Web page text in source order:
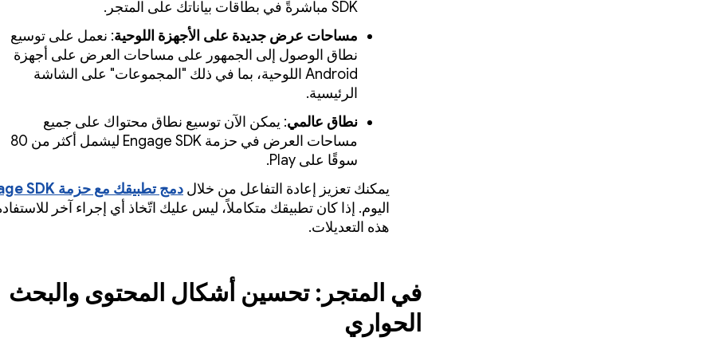
SDK مباشرةً في بطاقات بياناتك على المتجر.
مساحات عرض جديدة على الأجهزة اللوحية: نعمل على توسيع
نطاق الوصول إلى الجمهور على مساحات العرض على أجهزة
Android اللوحية، بما في ذلك "المجموعات" على الشاشة
الرئيسية.
نطاق عالمي: يمكن الآن توسيع نطاق محتواك على جميع
مساحات العرض في حزمة Engage SDK ليشمل أكثر من 80
سوقًا على Play.
يمكنك تعزيز إعادة التفاعل من خلال دمج تطبيقك مع حزمة Engage SDK
اليوم. إذا كان تطبيقك متكاملاً، ليس عليك اتّخاذ أي إجراء آخر
هذه التعديلات.
في المتجر: تحسين أشكال المحتوى والبحث
الحواري